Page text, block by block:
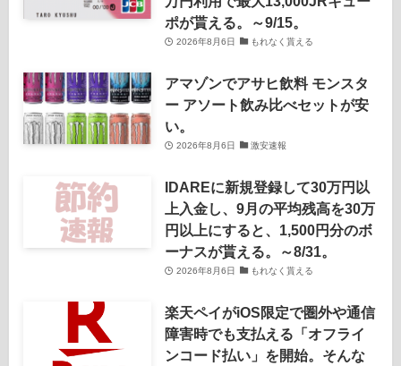
ポが貰える。～9/15。
2026年8月6日 もれなく貰える
アマゾンでアサヒ飲料 モンスタ
ー アソート飲み比べセットが安
い。
2026年8月6日 激安速報
IDAREに新規登録して30万円以
上入金し、9月の平均残高を30万
円以上にすると、1,500円分のボ
ーナスが貰える。～8/31。
2026年8月6日 もれなく貰える
楽天ペイがiOS限定で圏外や通信
障害時でも支払える「オフライ
ンコード払い」を開始。そんな